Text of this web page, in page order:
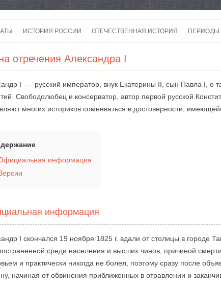
ИСТОРИЯ РОССИИ ОТЕЧЕСТВЕННАЯ ИСТОРИЯ ПЕРИОДЫ
отречения Александра I
I — русский император, внук Екатерины II, сын Павла I, о
Свободолюбец и консерватор, автор первой русской
многих историков сомневаться в достоверности,
информация
информация
I скончался 19 ноября 1825 г. вдали от столицы в городе
среди населения и высших чинов, причиной
и практически никогда не болел, поэтому сразу после
начиная от обвинения приближенных в отравлении и